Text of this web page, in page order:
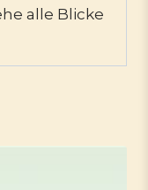
alle Blicke